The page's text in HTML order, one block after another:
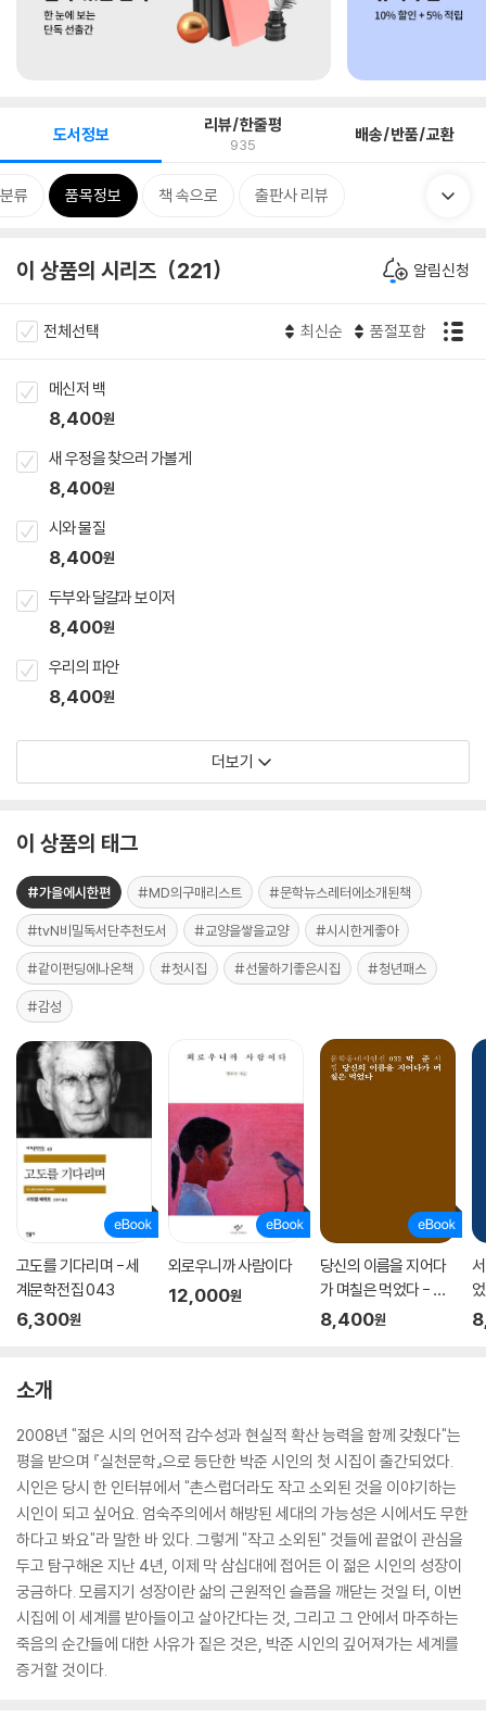
도서정보 리뷰/한줄평
935 배송/반품/교환
류 품목정보 책 속으로 출판사 리뷰
이 상품의 시리즈 221 알림신청
전체선택 최신순 품절포함
메신저 백
8,400원
새 우정을 찾으러 가볼게
8,400원
시와 물질
8,400원
두부와 달걀과 보이저
8,400원
우리의 파안
8,400원
더보기
이 상품의 태그
#가을에시한편 #MD의구매리스트 #문학뉴스레터에소개된책
#tvN비밀독서단추천도서 #교양을쌓을교양 #시시한게좋아
#같이펀딩에나온책 #첫시집 #선물하기좋은시집 #청년패스
#감성
고도를 기다리며 - 세
계문학전집 043
6,300원
외로우니까 사람이다
12,000원
당신의 이름을 지어다
가 며칠은 먹었다 - 문
학동네시인선 032
8,400원
소개
2008년 "젊은 시의 언어적 감수성과 현실적 확산 능력을 함께 갖췄다"는
평을 받으며 『실천문학』으로 등단한 박준 시인의 첫 시집이 출간되었다.
시인은 당시 한 인터뷰에서 "촌스럽더라도 작고 소외된 것을 이야기하는
시인이 되고 싶어요. 엄숙주의에서 해방된 세대의 가능성은 시에서도 무한
하다고 봐요"라 말한 바 있다. 그렇게 "작고 소외된" 것들에 끝없이 관심을
두고 탐구해온 지난 4년, 이제 막 삼십대에 접어든 이 젊은 시인의 성장이
궁금하다. 모름지기 성장이란 삶의 근원적인 슬픔을 깨닫는 것일 터, 이번
시집에 이 세계를 받아들이고 살아간다는 것, 그리고 그 안에서 마주하는
죽음의 순간들에 대한 사유가 짙은 것은, 박준 시인의 깊어져가는 세계를
증거할 것이다.